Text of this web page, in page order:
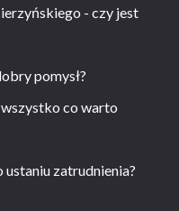
- czy jest
pomysł?
co warto
ustaniu zatrudnienia?